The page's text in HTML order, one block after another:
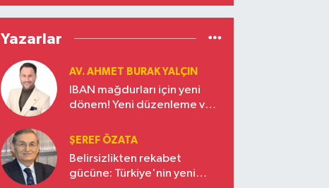
Eriyor
Yazarlar
AV. AHMET BURAK YALÇIN
IBAN mağdurları için yeni
dönem! Yeni düzenleme ve
ŞEREF ÖZATA
Belirsizlikten rekabet
gücüne: Türkiye'nin yeni